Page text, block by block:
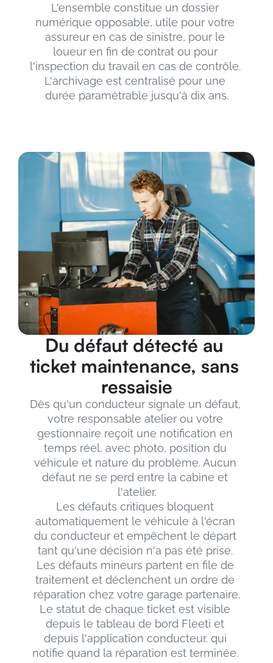
L'ensemble constitue un dossier
numérique opposable, utile pour votre
assureur en cas de sinistre, pour le
loueur en fin de contrat ou pour
l'inspection du travail en cas de contrôle.
L'archivage est centralisé pour une
durée paramétrable jusqu'à dix ans.
Du défaut détecté au
ticket maintenance, sans
ressaisie
Dès qu'un conducteur signale un défaut,
votre responsable atelier ou votre
gestionnaire reçoit une notification en
temps réel, avec photo, position du
véhicule et nature du problème. Aucun
défaut ne se perd entre la cabine et
l'atelier.
Les défauts critiques bloquent
automatiquement le véhicule à l'écran
du conducteur et empêchent le départ
tant qu'une décision n'a pas été prise.
Les défauts mineurs partent en file de
traitement et déclenchent un ordre de
réparation chez votre garage partenaire.
Le statut de chaque ticket est visible
depuis le tableau de bord Fleeti et
depuis l'application conducteur, qui
notifie quand la réparation est terminée.